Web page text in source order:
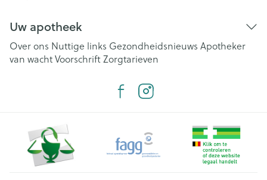
Uw apotheek
Over ons Nuttige links Gezondheidsnieuws Apotheker
van wachtVoorschriftZorgtarieven